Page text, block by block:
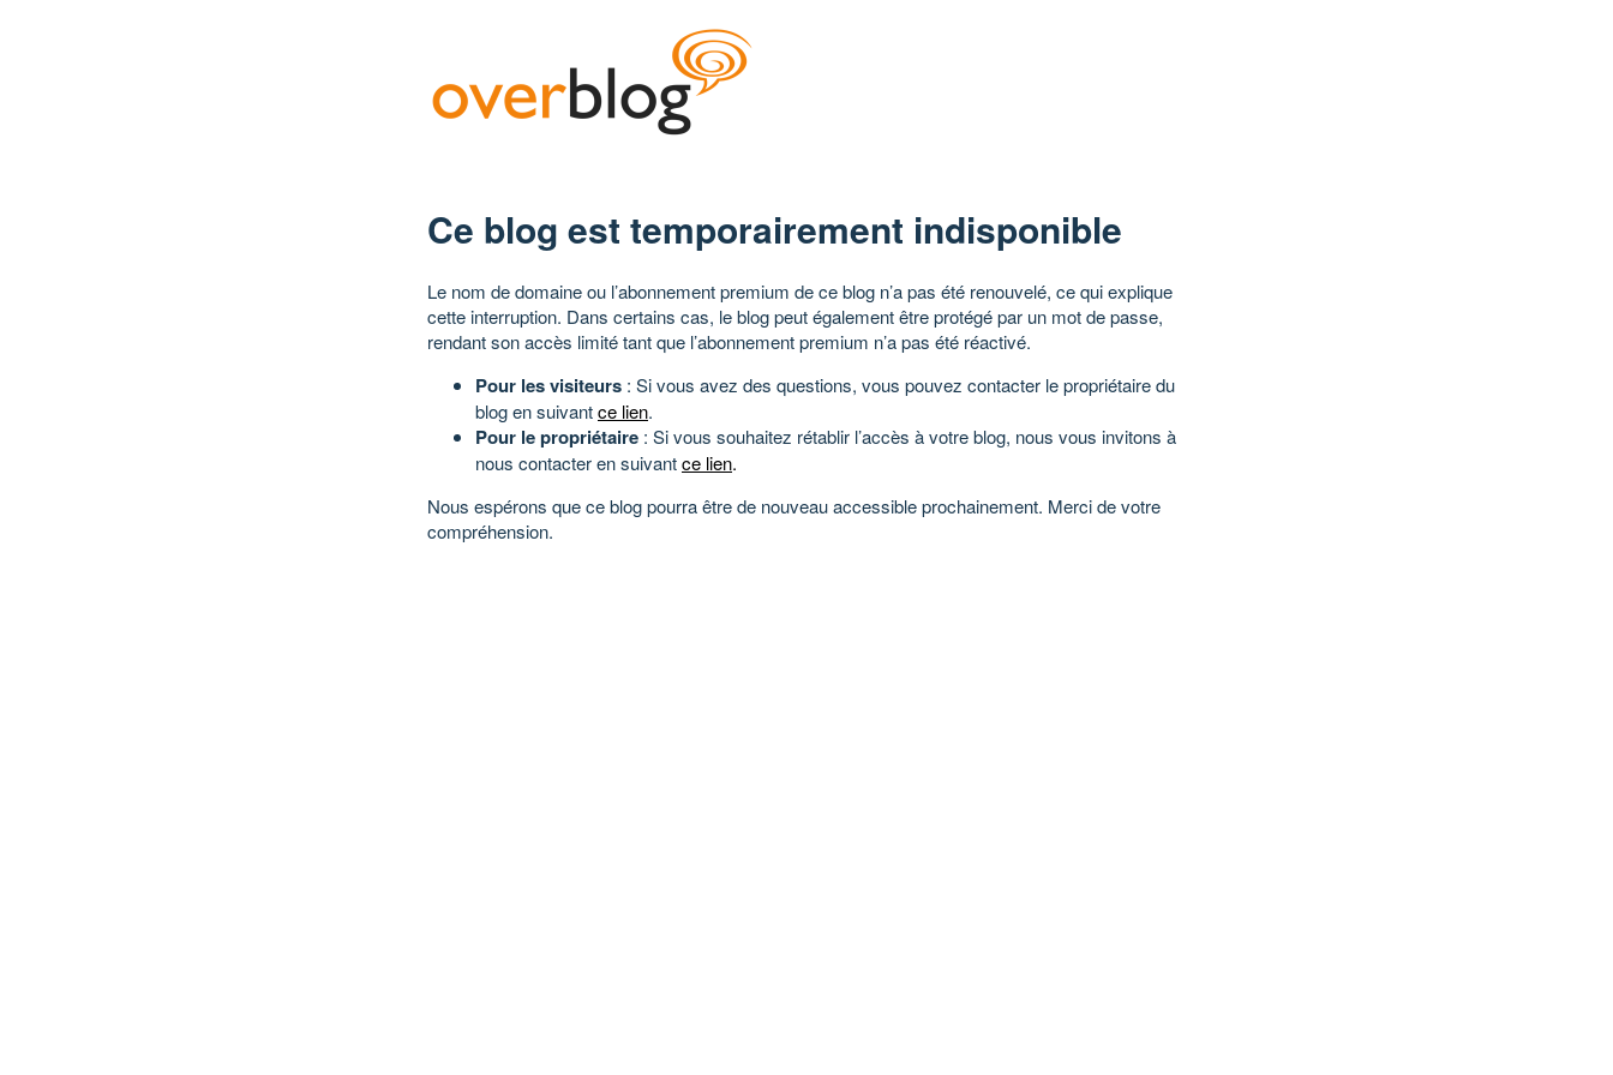
Ce blog est temporairement indisponible
Le nom de domaine ou l’abonnement premium de ce blog n’a pas été renouvelé, ce qui explique
cette interruption. Dans certains cas, le blog peut également être protégé par un mot de passe,
rendant son accès limité tant que l’abonnement premium n’a pas été réactivé.
Pour les visiteurs : Si vous avez des questions, vous pouvez contacter le propriétaire du
blog en suivantce lien.
Pour le propriétaire : Si vous souhaitez rétablir l’accès à votre blog, nous vous invitons à
nous contacter en suivantce lien.
Nous espérons que ce blog pourra être de nouveau accessible prochainement. Merci de votre
compréhension.